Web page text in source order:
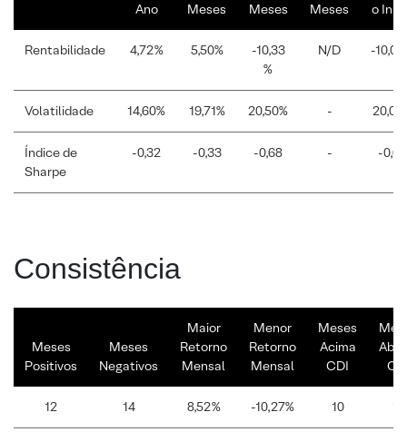
Ano
Meses
Meses
Meses
o
Rentabilidade 4,72% 5,50%
-10,33
%
N/D -
Volatilidade 14,60% 19,71% 20,50% -
Índice de
Sharpe
-0,32 -0,33 -0,68 - -0,64
Consistência
Meses
Positivos
Meses
Negativos
Maior
Retorno
Mensal
Menor
Retorno
Mensal
Meses
Acima
CDI
12 14 8,52% -10,27% 10 16